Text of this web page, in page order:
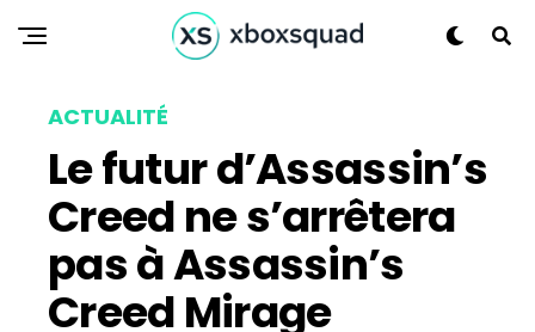
ACTUALITÉ
Le futur d’Assassin’s
Creed ne s’arrêtera
pas à Assassin’s
Creed Mirage
Flipboard
Reddit
Pinterest